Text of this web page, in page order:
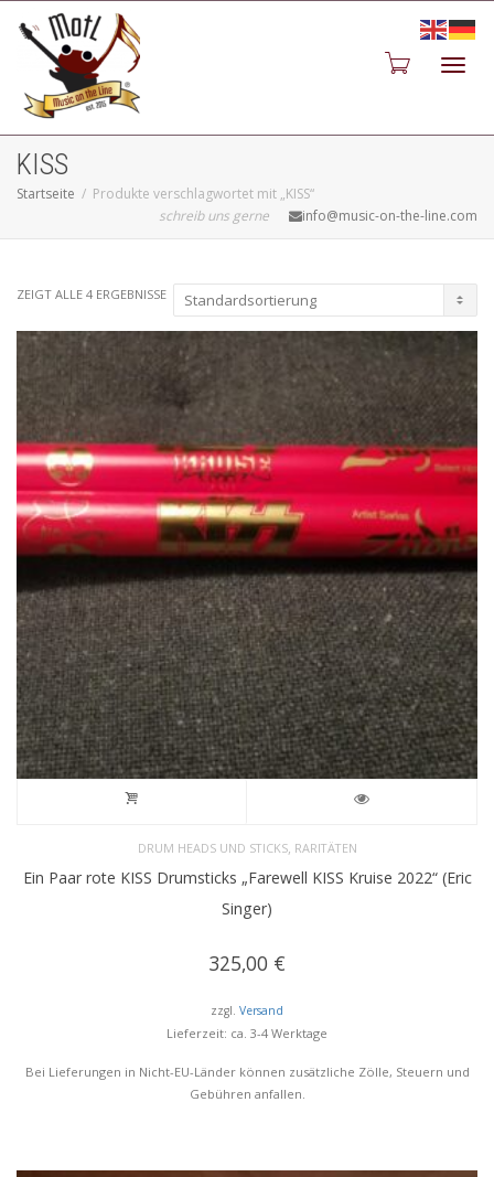
KISS
Startseite
Produkte verschlagwortet mit „KISS“
schreib uns gerne
info@music-on-the-line.com
ZEIGT ALLE 4 ERGEBNISSE
DRUM HEADS UND STICKS, RARITÄTEN
Ein Paar rote KISS Drumsticks „Farewell KISS Kruise 2022“ (Eric
Singer)
325,00 €
zzgl. Versand
Lieferzeit: ca. 3-4 Werktage
Bei Lieferungen in Nicht-EU-Länder können zusätzliche Zölle, Steuern und
Gebühren anfallen.